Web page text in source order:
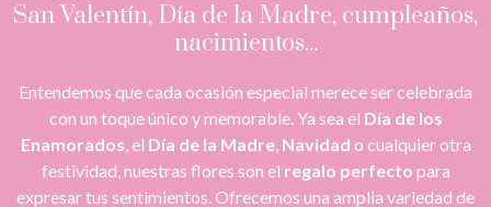
San Valentín, Día de la Madre, cumpleaños,
nacimientos...
Entendemos que cada ocasión especial merece ser celebrada
con un toque único y memorable. Ya sea el Día de los
Enamorados, el Día de la Madre, Navidad o cualquier otra
festividad, nuestras flores son el regalo perfecto para
expresar tus sentimientos. Ofrecemos una amplia variedad de